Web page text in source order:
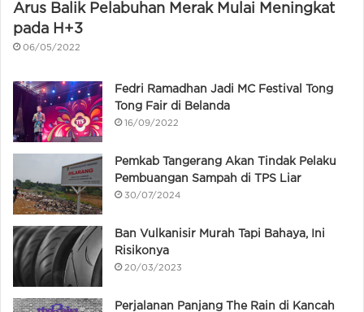
Arus Balik Pelabuhan Merak Mulai Meningkat
pada H+3
06/05/2022
Fedri Ramadhan Jadi MC Festival Tong
Tong Fair di Belanda
16/09/2022
Pemkab Tangerang Akan Tindak Pelaku
Pembuangan Sampah di TPS Liar
30/07/2024
Ban Vulkanisir Murah Tapi Bahaya, Ini
Risikonya
20/03/2023
Perjalanan Panjang The Rain di Kancah